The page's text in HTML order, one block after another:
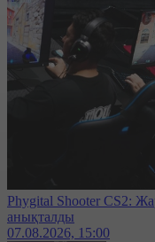
Phygital Shooter CS2:
анықталды
07.08.2026, 15:00